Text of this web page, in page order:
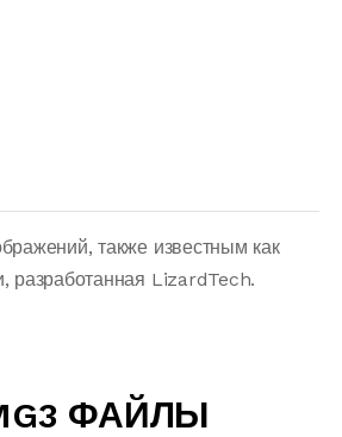
также известным как
разработанная LizardTech.
ФАЙЛЫ